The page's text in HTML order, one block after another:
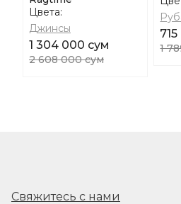
Цвета:
Джинсы
1 304 000 сум
2 608 000 сум
1
Свяжитесь с нами